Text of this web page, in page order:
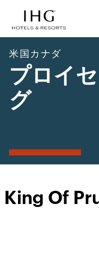
米国カナダ
プロイ
グ
King Of